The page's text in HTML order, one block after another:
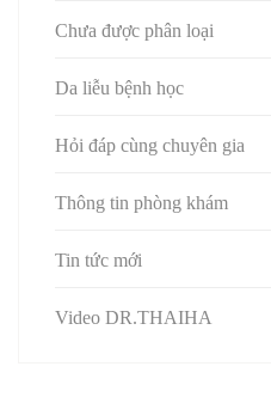
Chưa được phân loại
Da liễu bệnh học
Hỏi đáp cùng chuyên gia
Thông tin phòng khám
Tin tức mới
Video DR.THAIHA